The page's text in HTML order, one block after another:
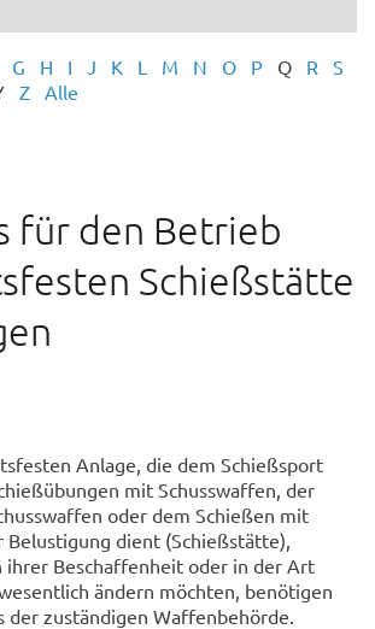
G H I J K L M N O P Q R
S
Z Alle
für den Betrieb
Schießstätte
Anlage, die dem Schießsport
mit Schusswaffen, der
oder dem Schießen mit
Belustigung dient (Schießstätte),
ihrer Beschaffenheit oder in der Art
ändern möchten, benötigen
der zuständigen Waffenbehörde.